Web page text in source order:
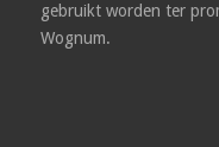
gebruikt worden ter
Wognum.